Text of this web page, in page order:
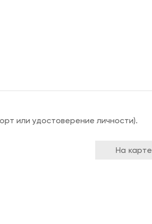
или удостоверение личности).
На карте